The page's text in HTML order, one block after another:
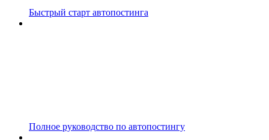
Быстрый старт автопостинга
Полное руководство по автопостингу